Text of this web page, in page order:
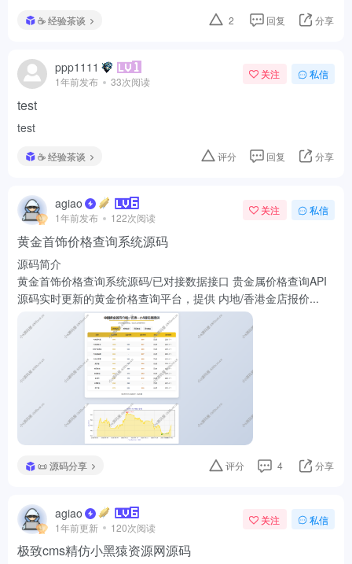
☕ 经验茶谈 2 回复 分享
ppp1111
1年前发布 33次阅读
关注 私信
test
test
☕ 经验茶谈 评分 回复 分享
agiao
1年前发布 122次阅读
关注 私信
黄金首饰价格查询系统源码
源码简介
黄金首饰价格查询系统源码/已对接数据接口 贵金属价格查询API
源码实时更新的黄金价格查询平台，提供 内地/香港金店报价...
📜 源码分享 评分 4 分享
agiao
1年前更新 120次阅读
关注 私信
极致cms精仿小黑猿资源网源码